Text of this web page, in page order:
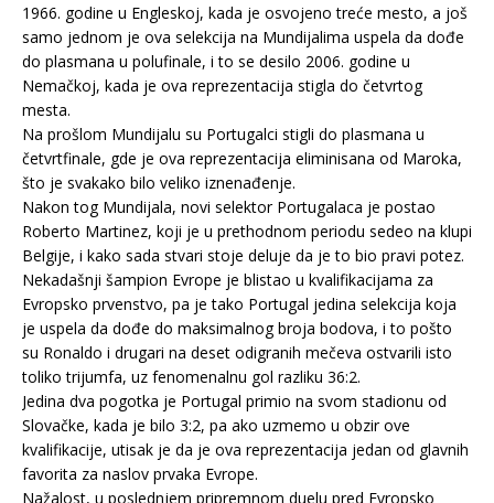
1966. godine u Engleskoj, kada je osvojeno treće mesto, a još
samo jednom je ova selekcija na Mundijalima uspela da dođe
do plasmana u polufinale, i to se desilo 2006. godine u
Nemačkoj, kada je ova reprezentacija stigla do četvrtog
mesta.
Na prošlom Mundijalu su Portugalci stigli do plasmana u
četvrtfinale, gde je ova reprezentacija eliminisana od Maroka,
što je svakako bilo veliko iznenađenje.
Nakon tog Mundijala, novi selektor Portugalaca je postao
Roberto Martinez, koji je u prethodnom periodu sedeo na klupi
Belgije, i kako sada stvari stoje deluje da je to bio pravi potez.
Nekadašnji šampion Evrope je blistao u kvalifikacijama za
Evropsko prvenstvo, pa je tako Portugal jedina selekcija koja
je uspela da dođe do maksimalnog broja bodova, i to pošto
su Ronaldo i drugari na deset odigranih mečeva ostvarili isto
toliko trijumfa, uz fenomenalnu gol razliku 36:2.
Jedina dva pogotka je Portugal primio na svom stadionu od
Slovačke, kada je bilo 3:2, pa ako uzmemo u obzir ove
kvalifikacije, utisak je da je ova reprezentacija jedan od glavnih
favorita za naslov prvaka Evrope.
Nažalost, u poslednjem pripremnom duelu pred Evropsko